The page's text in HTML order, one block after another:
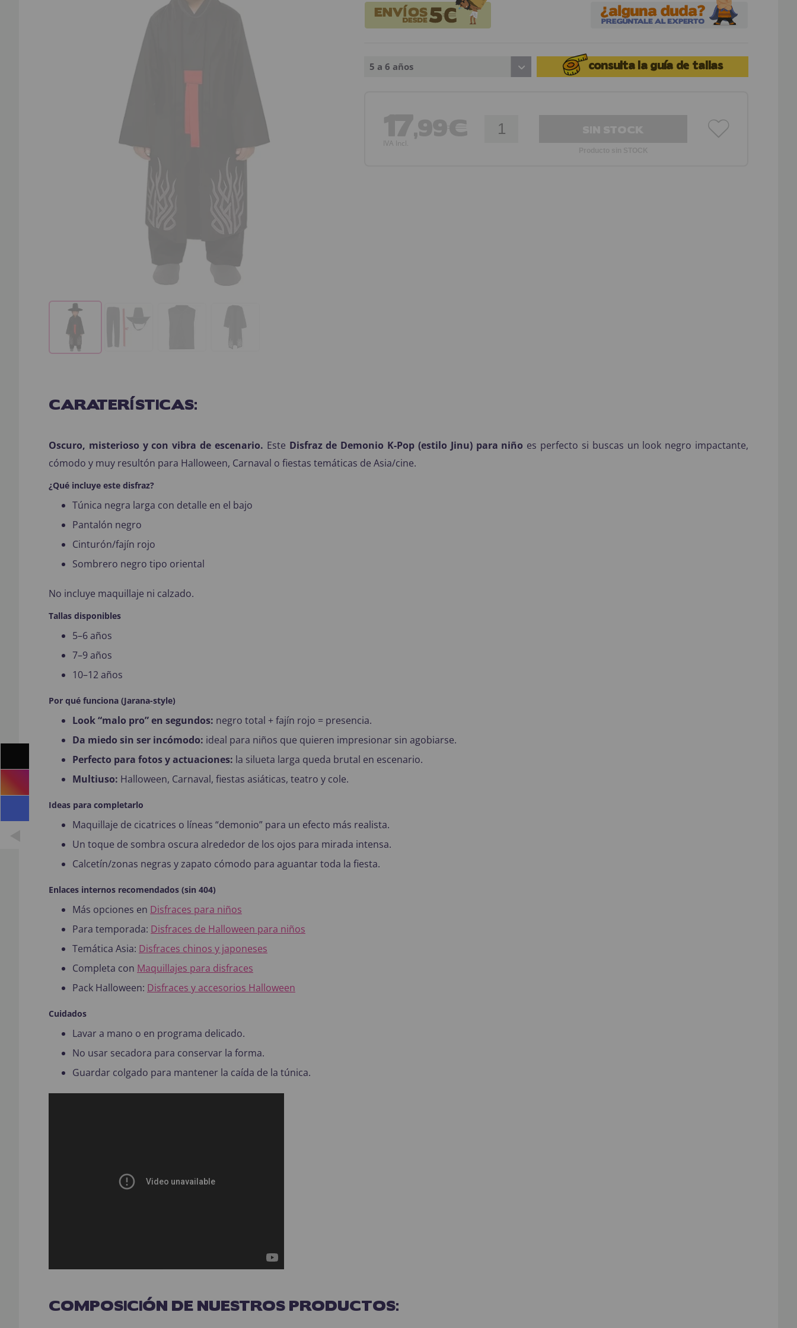
5 a 6 años consulta la guía de tallas
17,99€
IVA Incl.
CARATERÍSTICAS:
Oscuro, misterioso y con vibra de escenario. Este Disfraz de Demonio K-Pop (estilo Jinu) para niño es perfecto si buscas un look negro impactante,
cómodo y muy resultón para Halloween, Carnaval o fiestas temáticas de Asia/cine.
¿Qué incluye este disfraz?
Túnica negra larga con detalle en el bajo
Pantalón negro
Cinturón/fajín rojo
Sombrero negro tipo oriental
No incluye maquillaje ni calzado.
Tallas disponibles
5–6 años
7–9 años
10–12 años
Por qué funciona (Jarana-style)
Look “malo pro” en segundos: negro total + fajín rojo = presencia.
Da miedo sin ser incómodo: ideal para niños que quieren impresionar sin agobiarse.
Perfecto para fotos y actuaciones: la silueta larga queda brutal en escenario.
Multiuso: Halloween, Carnaval, fiestas asiáticas, teatro y cole.
Ideas para completarlo
Maquillaje de cicatrices o líneas “demonio” para un efecto más realista.
Un toque de sombra oscura alrededor de los ojos para mirada intensa.
Calcetín/zonas negras y zapato cómodo para aguantar toda la fiesta.
Enlaces internos recomendados (sin 404)
Más opciones en Disfraces para niños
Para temporada: Disfraces de Halloween para niños
Temática Asia: Disfraces chinos y japoneses
Completa con Maquillajes para disfraces
Pack Halloween: Disfraces y accesorios Halloween
Cuidados
Lavar a mano o en programa delicado.
No usar secadora para conservar la forma.
Guardar colgado para mantener la caída de la túnica.
COMPOSICIÓN DE NUESTROS PRODUCTOS: